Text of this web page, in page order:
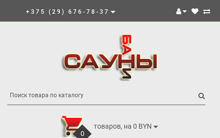
+375 (29) 676-78-37
0
товаров, на 0 BYN